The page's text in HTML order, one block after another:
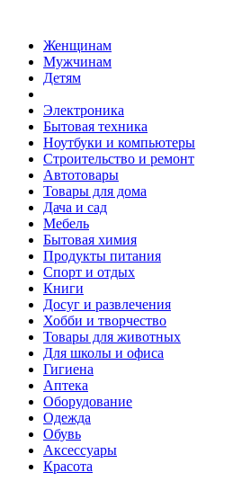
Женщинам
Мужчинам
Детям
Электроника
Бытовая техника
Ноутбуки и компьютеры
Строительство и ремонт
Автотовары
Товары для дома
Дача и сад
Мебель
Бытовая химия
Продукты питания
Спорт и отдых
Книги
Досуг и развлечения
Хобби и творчество
Товары для животных
Для школы и офиса
Гигиена
Аптека
Оборудование
Одежда
Обувь
Аксессуары
Красота